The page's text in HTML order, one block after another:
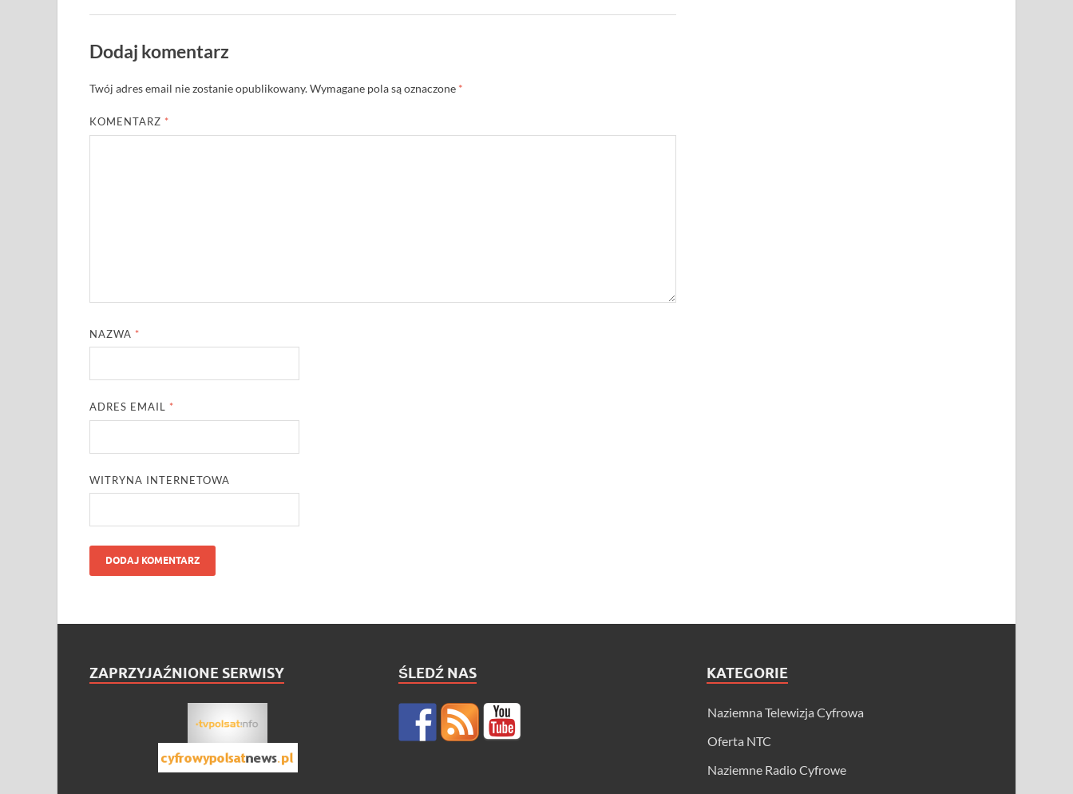
Dodaj komentarz
Twój adres email nie zostanie opublikowany.Wymagane pola są oznaczone *
KOMENTARZ *
NAZWA *
ADRES EMAIL *
WITRYNA INTERNETOWA
ZAPRZYJAŹNIONE SERWISY ŚLEDŹ NAS KATEGORIE
Naziemna Telewizja Cyfrowa
Oferta NTC
Naziemne Radio Cyfrowe